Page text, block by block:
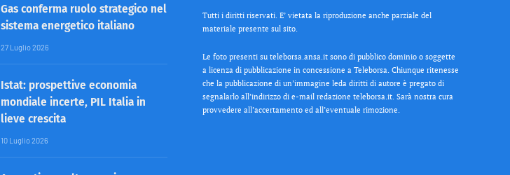
Gas conferma ruolo strategico nel
sistema energetico italiano
27 Luglio 2026
Istat: prospettive economia
mondiale incerte, PIL Italia in
lieve crescita
10 Luglio 2026
Tutti i diritti riservati. E’ vietata la riproduzione anche parziale del
materiale presente sul sito.
Le foto presenti su teleborsa.ansa.it sono di pubblico dominio o soggette
a licenza di pubblicazione in concessione a Teleborsa. Chiunque ritenesse
che la pubblicazione di un’immagine leda diritti di autore è pregato di
segnalarlo all’indirizzo di e-mail redazione teleborsa.it. Sarà nostra cura
provvedere all’accertamento ed all’eventuale rimozione.